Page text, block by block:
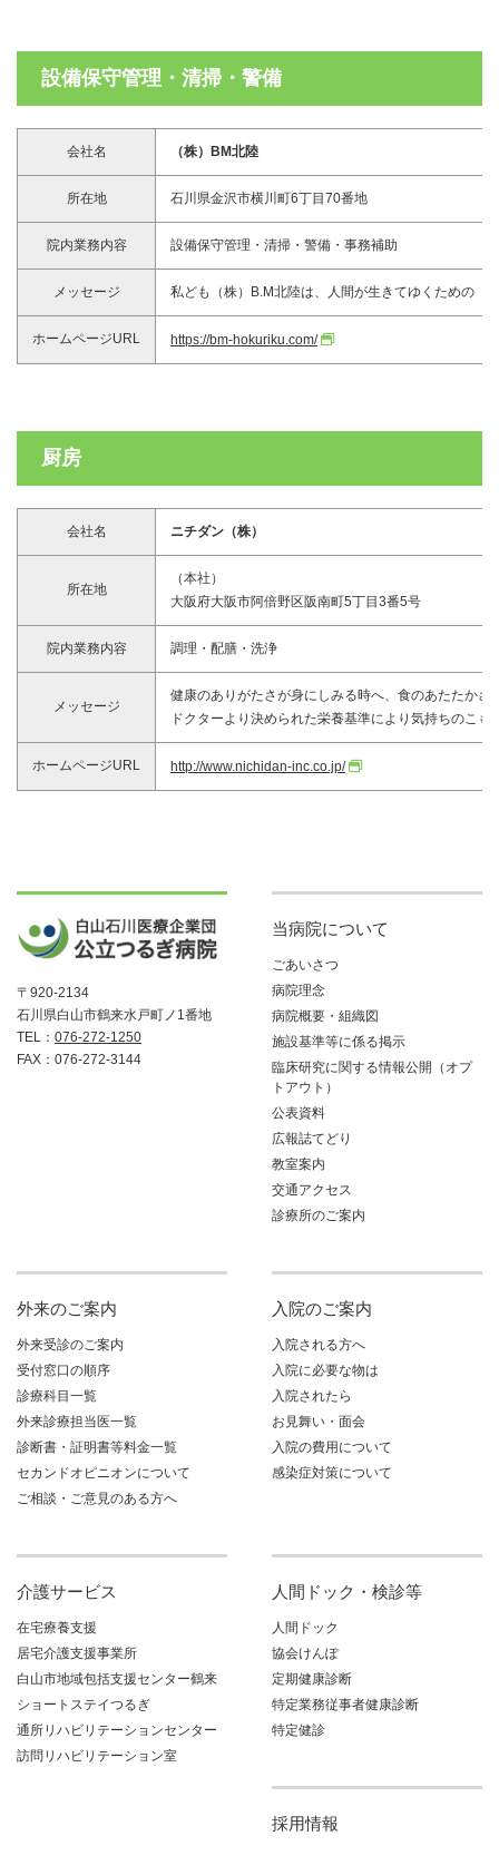
設備保守管理・清掃・警備
会社名 （株）BM北陸
所在地 石川県金沢市横川町6丁目70番地
院内業務内容 設備保守管理・清掃・警備・事務補助
メッセージ 私ども（株）B.M北陸は、人間が生きてゆくための「
ホームページURL https://bm-hokuriku.com/
厨房
会社名 ニチダン（株）
所在地
（本社）
大阪府大阪市阿倍野区阪南町5丁目3番5号
院内業務内容 調理・配膳・洗浄
メッセージ
健康のありがたさが身にしみる時へ、食のあたたかさ
ドクターより決められた栄養基準により気持ちのこ
ホームページURL http://www.nichidan-inc.co.jp/
〒920-2134
石川県白山市鶴来水戸町ノ1番地
TEL： 076-272-1250
FAX：076-272-3144
当病院について
ごあいさつ
病院理念
病院概要・組織図
施設基準等に係る掲示
臨床研究に関する情報公開（オプ
トアウト）
公表資料
広報誌てどり
教室案内
交通アクセス
診療所のご案内
外来のご案内
外来受診のご案内
受付窓口の順序
診療科目一覧
外来診療担当医一覧
診断書・証明書等料金一覧
セカンドオピニオンについて
ご相談・ご意見のある方へ
入院のご案内
入院される方へ
入院に必要な物は
入院されたら
お見舞い・面会
入院の費用について
感染症対策について
介護サービス
在宅療養支援
居宅介護支援事業所
白山市地域包括支援センター鶴来
ショートステイつるぎ
通所リハビリテーションセンター
訪問リハビリテーション室
人間ドック・検診等
人間ドック
協会けんぽ
定期健康診断
特定業務従事者健康診断
特定健診
採用情報